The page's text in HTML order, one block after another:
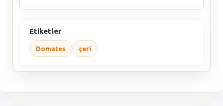
Etiketler
Domates çeri